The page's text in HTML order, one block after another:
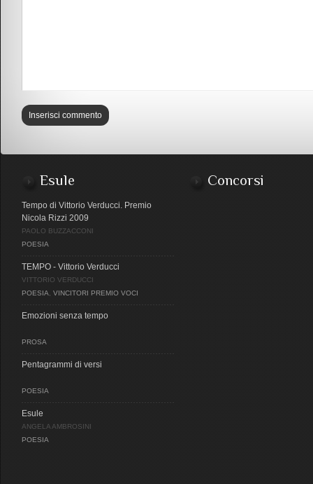
Esule
Tempo di Vittorio Verducci. Premio
Nicola Rizzi 2009
PAOLO BUZZACCONI
POESIA
TEMPO - Vittorio Verducci
VITTORIO VERDUCCI
POESIA
VINCITORI PREMIO VOCI
Emozioni senza tempo
PROSA
Pentagrammi di versi
POESIA
Esule
ANGELA AMBROSINI
POESIA
Concorsi